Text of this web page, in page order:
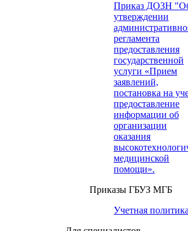
Приказ ДОЗН
утверждении
регламента
предоставления
государственной
услуги «Прием
заявлений,
постановка на
предоставление
информации об
организации
оказания
медицинской
помощи».
Приказы ГБУЗ МГБ
Учетная политика